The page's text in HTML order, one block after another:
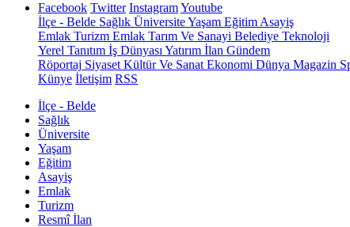
Facebook Twitter InstagramYoutube
İlçe - Belde Sağlık ÜniversiteYaşam Eğitim Asayiş
Emlak Turizm Emlak Tarım Ve Sanayi Belediye Teknoloji
Yerel Tanıtım İş Dünyası Yatırım İlan Gündem
Röportaj Siyaset Kültür Ve Sanat Ekonomi Dünya Magazin
Künye İletişim RSS
İlçe - Belde
Sağlık
Üniversite
Yaşam
Eğitim
Asayiş
Emlak
Turizm
Resmî İlan